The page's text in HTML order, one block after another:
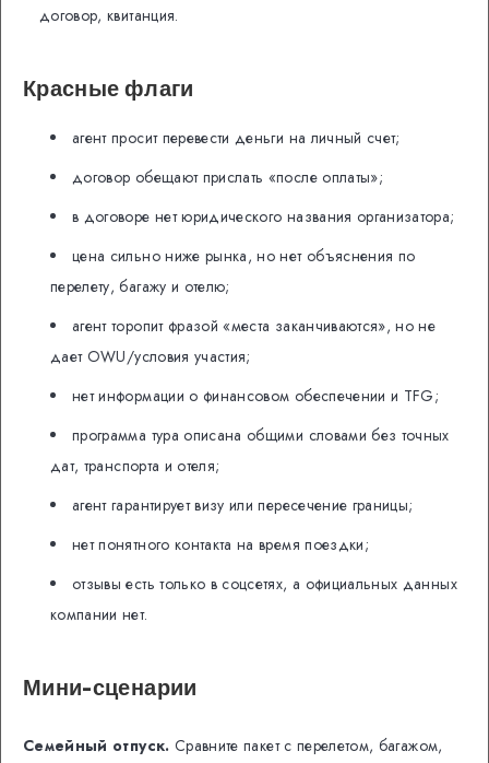
договор, квитанция.
Красные флаги
агент просит перевести деньги на личный счет;
договор обещают прислать «после оплаты»;
в договоре нет юридического названия организатора;
цена сильно ниже рынка, но нет объяснения по
перелету, багажу и отелю;
агент торопит фразой «места заканчиваются», но не
дает OWU/условия участия;
нет информации о финансовом обеспечении и TFG;
программа тура описана общими словами без точных
дат, транспорта и отеля;
агент гарантирует визу или пересечение границы;
нет понятного контакта на время поездки;
отзывы есть только в соцсетях, а официальных данных
компании нет.
Мини-сценарии
Семейный отпуск. Сравните пакет с перелетом, багажом,